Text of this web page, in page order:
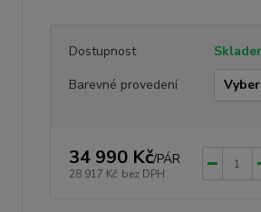
Dostupnost
Barevné provedení
34 990 Kč/PÁR
28 917 Kč bez DPH